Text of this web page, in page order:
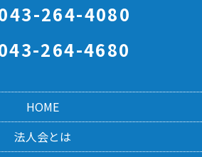
264-4080
264-4680
HOME
法人会とは